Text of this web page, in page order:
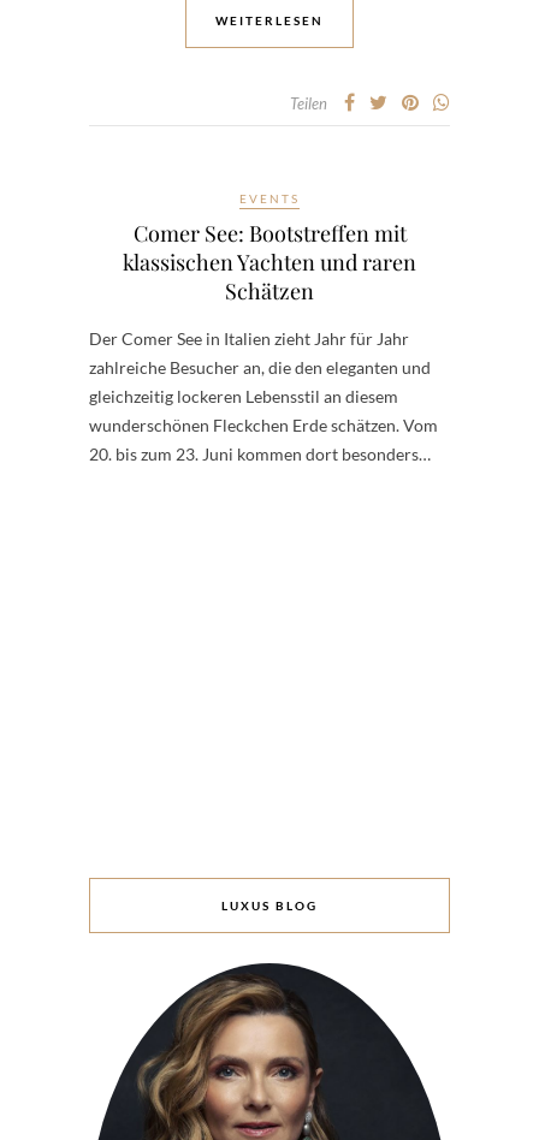
WEITERLESEN
Teilen
EVENTS
Comer See: Bootstreffen mit
klassischen Yachten und raren
Schätzen
Der Comer See in Italien zieht Jahr für Jahr
zahlreiche Besucher an, die den eleganten und
gleichzeitig lockeren Lebensstil an diesem
wunderschönen Fleckchen Erde schätzen. Vom
20. bis zum 23. Juni kommen dort besonders…
LUXUS BLOG